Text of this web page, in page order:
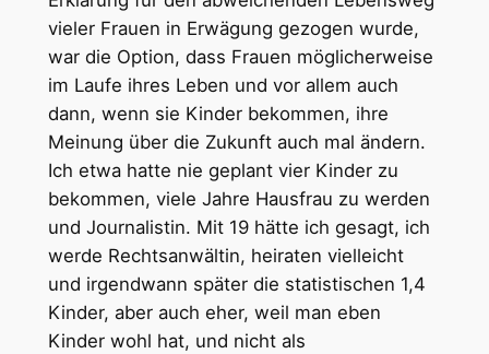
vieler Frauen in Erwägung gezogen wurde,
war die Option, dass Frauen möglicherweise
im Laufe ihres Leben und vor allem auch
dann, wenn sie Kinder bekommen, ihre
Meinung über die Zukunft auch mal ändern.
Ich etwa hatte nie geplant vier Kinder zu
bekommen, viele Jahre Hausfrau zu werden
und Journalistin. Mit 19 hätte ich gesagt, ich
werde Rechtsanwältin, heiraten vielleicht
und irgendwann später die statistischen 1,4
Kinder, aber auch eher, weil man eben
Kinder wohl hat, und nicht als